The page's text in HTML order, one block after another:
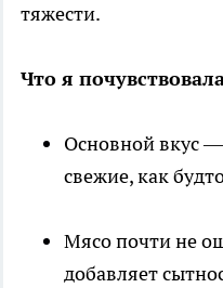
тяжести.
Что я
Основной вкус —
свежие, как
Мясо почти не
добавляет